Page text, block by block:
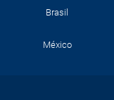
Brasil
México